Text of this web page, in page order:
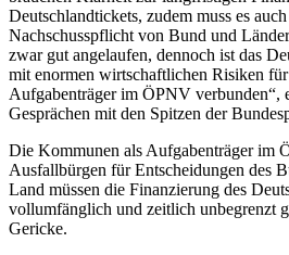
Deutschlandtickets, zudem muss es
Nachschusspflicht von Bund und
zwar gut angelaufen, dennoch ist das
mit enormen wirtschaftlichen Risiken
Aufgabenträger im ÖPNV verbunden“,
Gesprächen mit den Spitzen der
Die Kommunen als Aufgabenträger im
Ausfallbürgen für Entscheidungen des
Land müssen die Finanzierung des
vollumfänglich und zeitlich unbegrenzt
Gericke.